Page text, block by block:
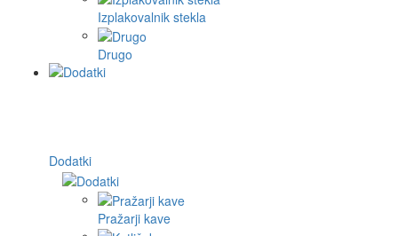
Izplakovalnik stekla
Drugo
Dodatki
Pražarji kave